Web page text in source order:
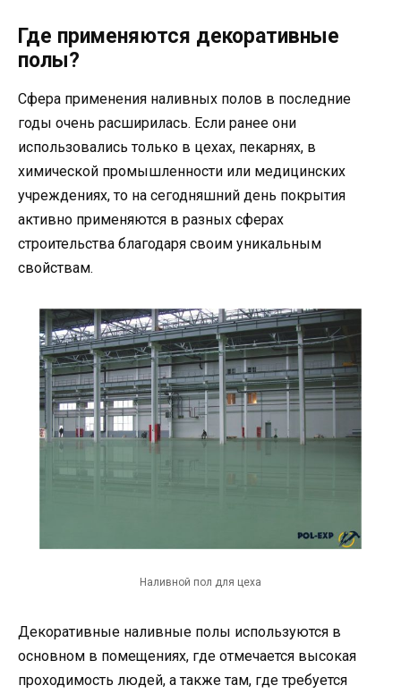
Где применяются декоративные
полы?
Сфера применения наливных полов в последние
годы очень расширилась. Если ранее они
использовались только в цехах, пекарнях, в
химической промышленности или медицинских
учреждениях, то на сегодняшний день покрытия
активно применяются в разных сферах
строительства благодаря своим уникальным
свойствам.
Наливной пол для цеха
Декоративные наливные полы используются в
основном в помещениях, где отмечается высокая
проходимость людей, а также там, где требуется